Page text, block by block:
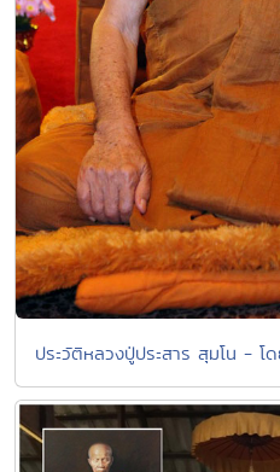
ประวัติหลวงปู่ประสาร สุมโน -